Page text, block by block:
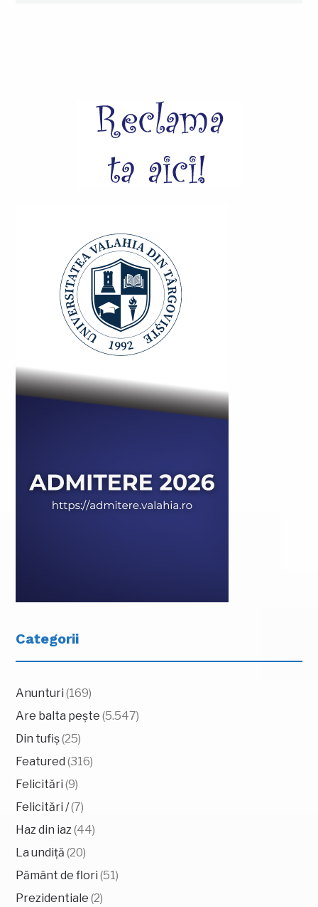
Categorii
Anunturi (169)
Are balta pește (5.547)
Din tufiș(25)
Featured (316)
Felicitări (9)
Felicitări /(7)
Haz din iaz(44)
La undiță (20)
Pământ de flori (51)
Prezidentiale (2)